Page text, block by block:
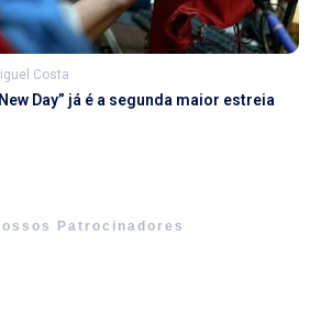
Costa
Day” já é a segunda maior estreia
Patrocinadores